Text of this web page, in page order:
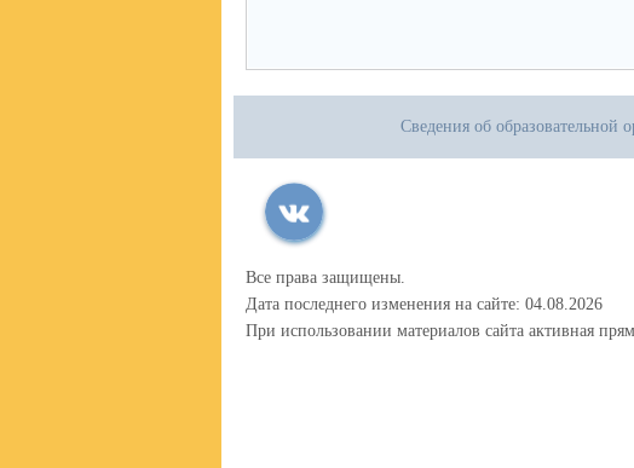
Сведения об образовательной
Все права защищены.
Дата последнего изменения на сайте: 04.08.2026
При использовании материалов сайта активная